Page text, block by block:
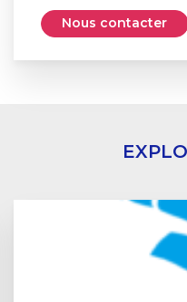
Nous contacter